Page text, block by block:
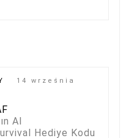
14 września
Al
Hediye Kodu